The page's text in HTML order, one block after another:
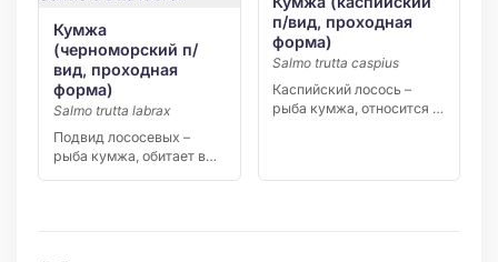
Кумжа
(черноморский п/
вид, проходная
форма)
Salmo trutta labrax
Подвид лососевых –
рыба кумжа, обитает в
п/вид, проходная
форма)
Salmo trutta caspius
Каспийский лосось –
рыба кумжа, относится к